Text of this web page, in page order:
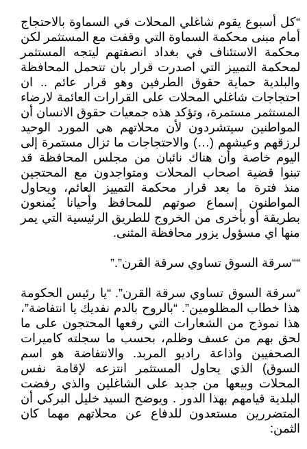
“كل أسبوع يقوم شاغلي المحلات في السماوة بالاحتجاج
أمام مبنى محكمة السماوة التي وقفت مع المستثمر لكن
محكمة الاستئناف في بغداد انصفتهم ليتجه المستثمر
لمحكمة التمييز التي اصدرت قرار بان تتحمل المحافظة
والبلدية حماية حقوق الطرفين وهو قرار عائم .. ان
احتجاجات شاغلي المحلات على القرارات العائمة لارضاء
المستثمر مستمرة، وتؤكد هذه جمعيات حقوق الانسان أن
المواطنين سيتشردون لأن محلاتهم هي المورد الوحيد
لرزقهم وعيشهم (…) والاحتجاجات ما تزال مستمرة إلى
اليوم خاصة وأن هناك نائبان من مجلس المحافظة قد
تبنوا قضية اصحاب المحلات ومتواجدون مع المحتجين
منذ فترة ما بعد قرار محكمة التمييز العائم، ويحاول
المواطنون إسماع صوتهم للمحافظ وأحيانا يُمنعون
بطريقة أو بأخرى من الخروج للطريق الرئيسية التي يمر
منها اي مسؤول يزور محافظة المثنى.
““سرقة السوق تساوي سرقة القرن”.”
“سرقة السوق تساوي سرقة القرن”. “يا رئيس الحكومة
هذا خطاب المظلومين”. “بالروح بالدم نفديك يا انتفاضة”،
هذا نموذج من الشعارات التي رفعها المحتجون على ما
لحق بهم من عسف وظلم، بحسب ما سجلته كاميرات
الصحفيين واذاعة راديو المربد. والانتفاضة هو اسم
السوق) الذي يحاول المستثمر انتزعه لإقامة نفس
المحلات وبيعها من جديد على الشاغلين والذي رفضت
البلدية قيامهم بهذا الدور . ويوضح السيد خليل البركي أن
المتضررين مستعدون للدفاع عن محلاتهم مهما كان
الثمن: